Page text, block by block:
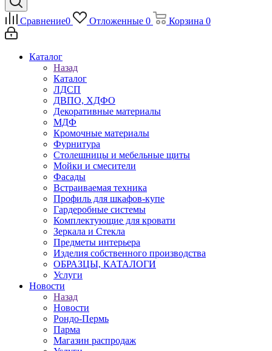
Сравнение0 Отложенные 0 Корзина 0
Каталог
Назад
Каталог
ЛДСП
ДВПО, ХДФО
Декоративные материалы
МДФ
Кромочные материалы
Фурнитура
Столешницы и мебельные щиты
Мойки и смесители
Фасады
Встраиваемая техника
Профиль для шкафов-купе
Гардеробные системы
Комплектующие для кровати
Зеркала и Стекла
Предметы интерьера
Изделия собственного производства
ОБРАЗЦЫ, КАТАЛОГИ
Услуги
Новости
Назад
Новости
Рондо-Пермь
Парма
Магазин распродаж